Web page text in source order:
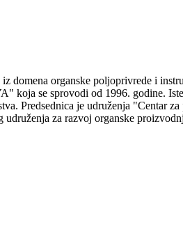
domena organske poljoprivrede i
se sprovodi od 1996. godine.
Predsednica je udruženja
za razvoj organske